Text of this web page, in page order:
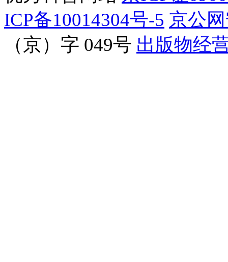
ICP备10014304号-5 京公
（京）字 049号 出版物经